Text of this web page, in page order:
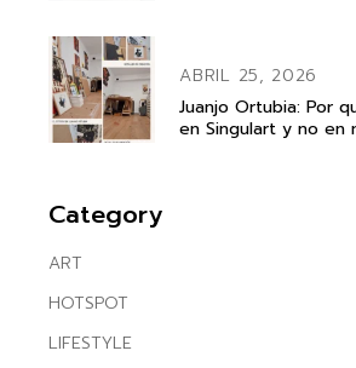
ABRIL 25, 2026
Juanjo Ortubia: Por
en Singulart y no en
Category
ART
HOTSPOT
LIFESTYLE